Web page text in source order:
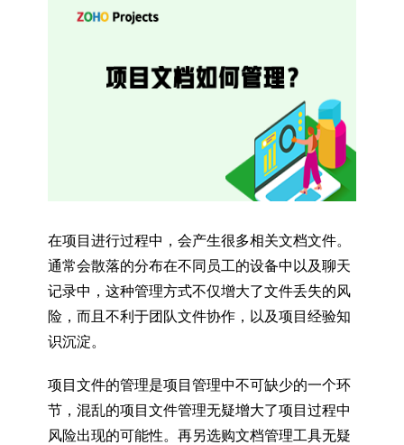
在项目进行过程中，会产生很多相关文档文件。
通常会散落的分布在不同员工的设备中以及聊天
记录中，这种管理方式不仅增大了文件丢失的风
险，而且不利于团队文件协作，以及项目经验知
识沉淀。
项目文件的管理是项目管理中不可缺少的一个环
节，混乱的项目文件管理无疑增大了项目过程中
风险出现的可能性。再另选购文档管理工具无疑